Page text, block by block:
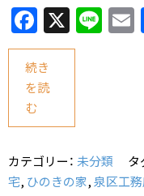
F
a
c
e
b
o
o
X Li
n
続き
を読
む
カテゴリー： 未分類 タ
宅, ひのきの家,泉区工